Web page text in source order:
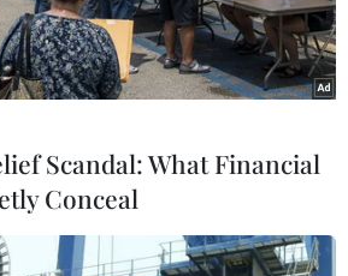
Scandal: What Financial
Conceal